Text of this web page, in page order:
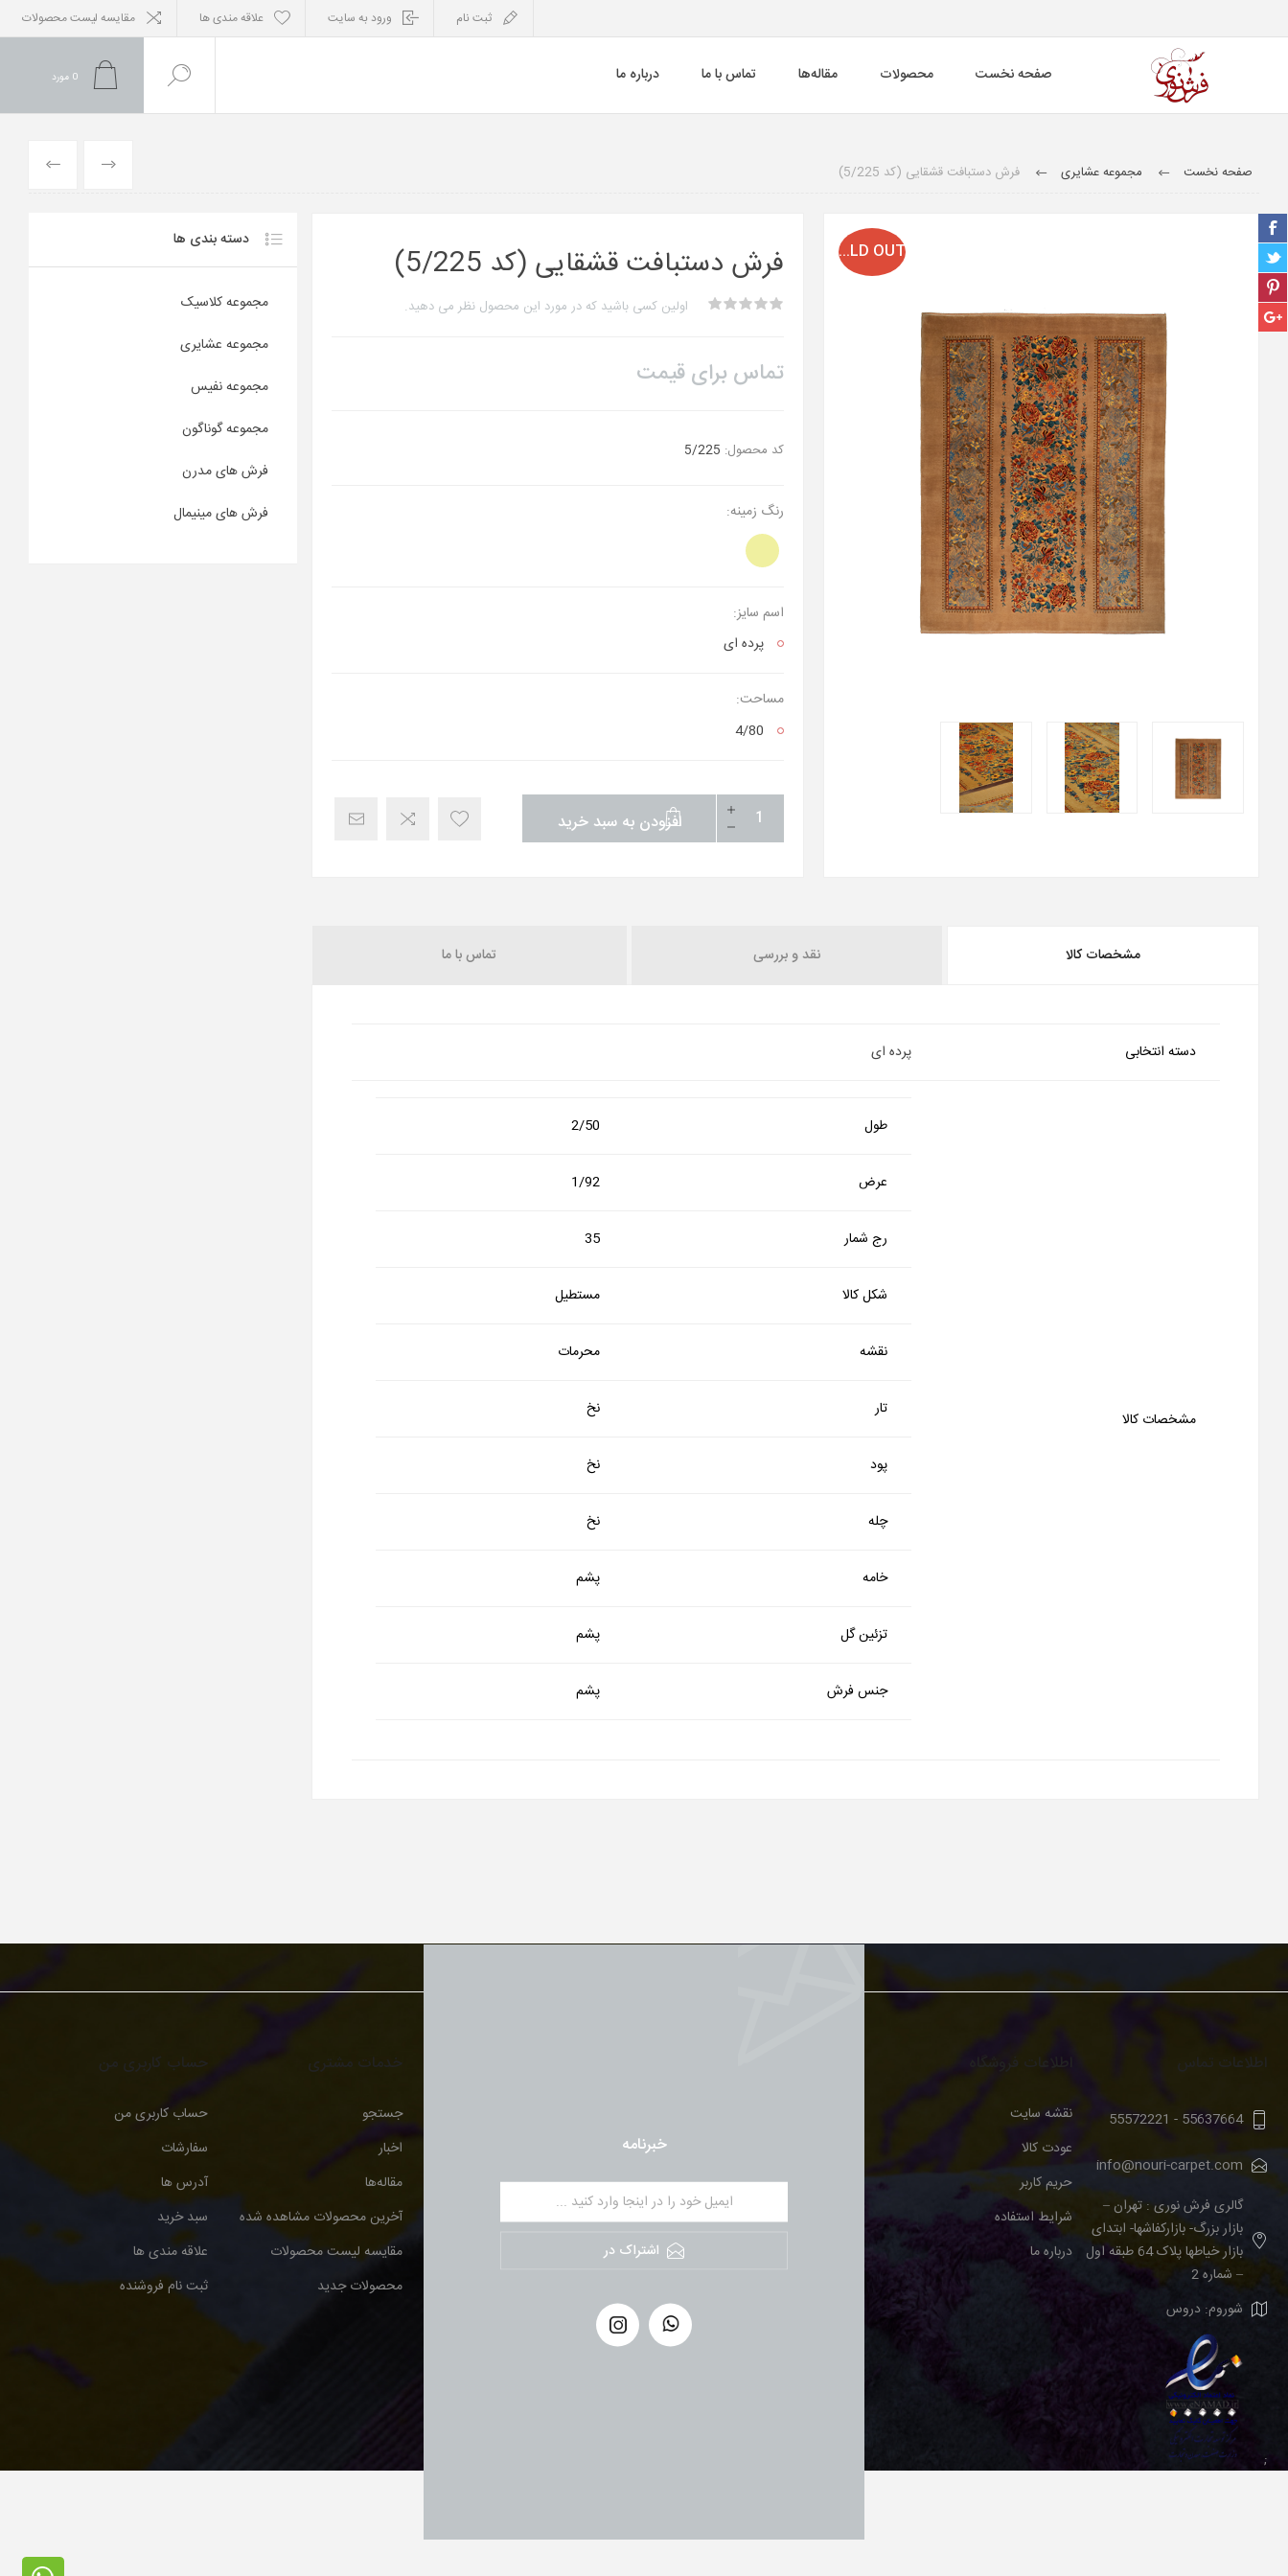
ثبت نام ورود به سایت علاقه مندی ها مقایسه لیست محصولات
صفحه نخست محصولات مقاله‌ها تماس با ما درباره ما 0 مورد
صفحه نخست مجموعه عشایری فرش دستبافت قشقایی (کد 5/225)
SOLD OUT فرش دستبافت قشقایی (کد 5/225)
اولین کسی باشید که در مورد این محصول نظر می دهید.
تماس برای قیمت
کد محصول: 5/225
رنگ زمینه:
اسم سایز:
پرده ای
مساحت:
4/80
افزودن به سبد خرید
مشخصات کالا نقد و بررسی تماس با ما
دسته انتخابی پرده ای
مشخصات کالا
طول 2/50
عرض 1/92
رج شمار 35
شکل کالا مستطیل
نقشه محرمات
تار نخ
پود نخ
چله نخ
خامه پشم
تزئین گل پشم
جنس فرش پشم
دسته بندی ها
مجموعه کلاسیک
مجموعه عشایری
مجموعه نفیس
مجموعه گوناگون
فرش های مدرن
فرش های مینیمال
خبرنامه
اشتراک در
اطلاعات تماس
55637664
-
55572221
info@nouri-carpet.com
گالری فرش نوری : تهران –
بازار بزرگ- بازارکفاشها- ابتدای
بازار خیاطها پلاک 64 طبقه اول
– شماره 2
شوروم: دروس
;
اطلاعات فروشگاه
نقشه سایت
عودت کالا
حریم کاربر
شرایط استفاده
درباره ما
خدمات مشتری
جستجو
اخبار
مقاله‌ها
آخرین محصولات مشاهده شده
مقایسه لیست محصولات
محصولات جدید
حساب کاربری من
حساب کاربری من
سفارشات
آدرس ها
سبد خرید
علاقه مندی ها
ثبت نام فروشنده